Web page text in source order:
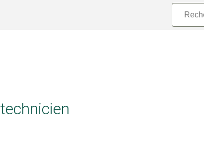
technicien